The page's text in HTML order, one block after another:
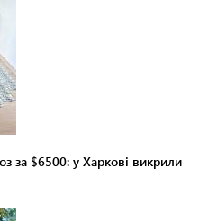
за $6500: у Харкові викрили